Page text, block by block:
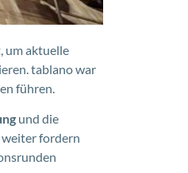
um aktuelle
tablano war
führen.
und die
weiter fordern